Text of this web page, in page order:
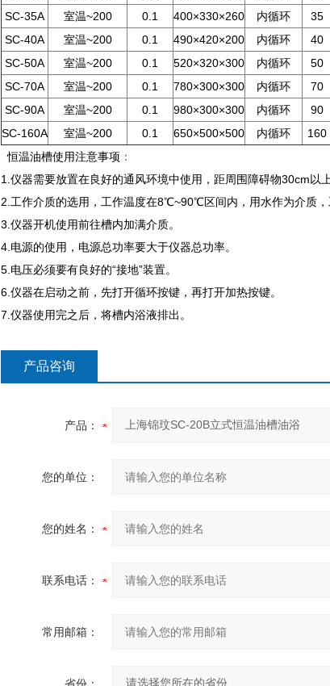
SC-35A
室温~200 0.1 400×330×260 内循环 35
SC-40A
室温~200 0.1 490×420×200 内循环 40
SC-50A
室温~200 0.1 520×320×300 内循环 50
SC-70A
室温~200 0.1 780×300×300 内循环 70
SC-90A
室温~200 0.1 980×300×300 内循环 90
SC-160A
室温~200 0.1 650×500×500 内循环 160
恒温油槽使用注意事项 ：
1.仪器需要放置在良好的通风环境中使用，距周围障碍物30cm以
2.工作介质的选用，工作温度在8℃~90℃区间内，用水作为介质
3.仪器开机使用前往槽内加满介质。
4.电源的使用，电源总功率要大于仪器总功率。
5.电压必须要有良好的“接地”装置。
6.仪器在启动之前，先打开循环按键，再打开加热按键。
7.仪器使用完之后，将槽内浴液排出。
产品咨询
产品：
您的单位：
您的姓名：
联系电话：
常用邮箱：